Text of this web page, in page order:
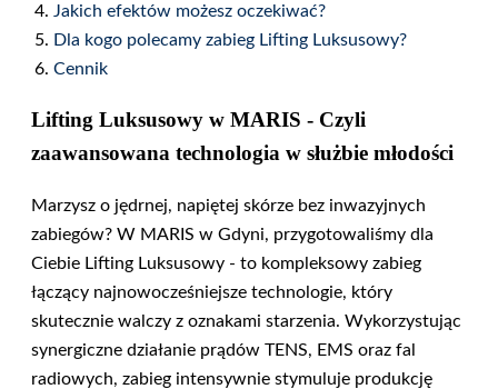
Jakich efektów możesz oczekiwać?
Dla kogo polecamy zabieg Lifting Luksusowy?
Cennik
Lifting Luksusowy w MARIS - Czyli
zaawansowana technologia w służbie młodości
Marzysz o jędrnej, napiętej skórze bez inwazyjnych
zabiegów? W MARIS w Gdyni, przygotowaliśmy dla
Ciebie Lifting Luksusowy - to kompleksowy zabieg
łączący najnowocześniejsze technologie, który
skutecznie walczy z oznakami starzenia. Wykorzystując
synergiczne działanie prądów TENS, EMS oraz fal
radiowych, zabieg intensywnie stymuluje produkcję